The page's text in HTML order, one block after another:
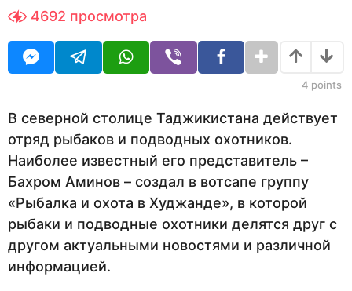
д
Y
O
R
о
а
н
д
4692 просмотра
4 points
В северной столице Таджикистана действует
отряд рыбаков и подводных охотников.
Наиболее известный его представитель –
Бахром Аминов – создал в вотсапе группу
«Рыбалка и охота в Худжанде», в которой
рыбаки и подводные охотники делятся друг с
другом актуальными новостями и различной
информацией.